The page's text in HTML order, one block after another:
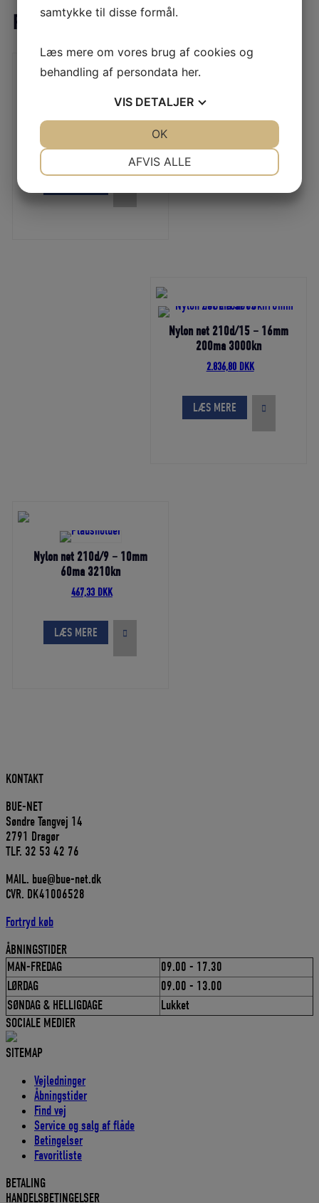
Relaterede varer
Monofil rusenet 0,40 – 13 mm –
85,5 ma – 1910 kn grønt
var:
305,50 DKK.
aktuelle
er:
274,95 DKK.
Nylon net 210d/15 – 16mm
200ma 3000kn
Den
var:
3.152,00 DKK.
2.836,80 DKKDen
er:
LÆS MERE
Nylon net 210d/9 – 10mm
60ma 3210kn
Den
var:
519,25 DKK.
467,33 DKKDen
LÆS MERE
KONTAKT
BUE-NET
Søndre Tangvej 14
2791 Dragør
TLF. 32 53 42 76
MAIL. bue@bue-net.dk
CVR. DK41006528
Fortryd køb
ÅBNINGSTIDER
MAN-FREDAG
09.00 - 17.30
LØRDAG
09.00 - 13.00
SØNDAG & HELLIGDAGE
Lukket
SOCIALE MEDIER
SITEMAP
Vejledninger
Åbningstider
Find vej
Service og salg af flåde
Betingelser
Favoritliste
BETALING
HANDELSBETINGELSER
samtykke til disse formål.
Læs mere om vores brug af cookies og
behandling af persondata her.
VIS DETALJER
MARKETING
AFVIS ALLE
OK